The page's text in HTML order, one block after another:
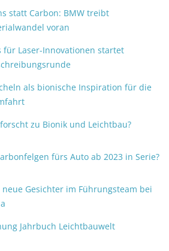
statt Carbon: BMW treibt
voran
für Laser-Innovationen startet
als bionische Inspiration für die
zu Bionik und Leichtbau?
fürs Auto ab 2023 in Serie?
neue Gesichter im Führungsteam bei
Jahrbuch Leichtbauwelt